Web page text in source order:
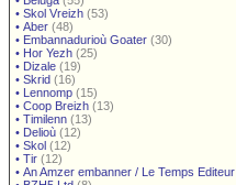
• Skol Vreizh (53)
• Aber (48)
• Embannadurioù Goater (30)
• Hor Yezh (25)
• Dizale (19)
• Skrid (16)
• Lennomp (15)
• Coop Breizh (13)
• Timilenn (13)
• Delioù (12)
• Skol (12)
• Tir (12)
• An Amzer embanner / Le Temps Editeur